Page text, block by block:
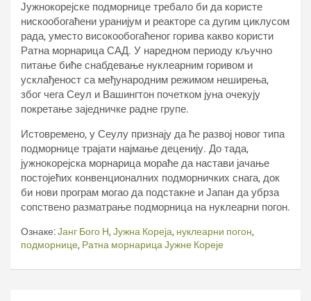
Јужнокорејске подморнице требало би да користе
нискообогаћени уранијум и реакторе са дугим циклусом
рада, уместо високообогаћеног горива какво користи
Ратна морнарица САД. У наредном периоду кључно
питање биће снабдевање нуклеарним горивом и
усклађеност са међународним режимом неширења,
због чега Сеул и Вашингтон почетком јуна очекују
покретање заједничке радне групе.
Истовремено, у Сеулу признају да ће развој новог типа
подморнице трајати најмање деценију. До тада,
јужнокорејска морнарица мораће да настави јачање
постојећих конвенционалних подморничких снага, док
би нови програм могао да подстакне и Јапан да убрза
сопствено разматрање подморница на нуклеарни погон.
Ознаке:Јанг Бого Н, Јужна Кореја, нуклеарни погон,
подморнице, Ратна морнарица Јужне Кореје